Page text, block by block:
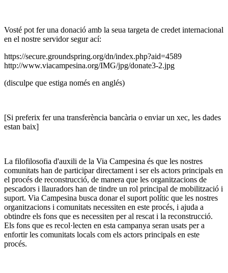
Vosté pot fer una donació amb la seua targeta de credet internacional
en el nostre servidor segur ací:
https://secure.groundspring.org/dn/index.php?aid=4589
http://www.viacampesina.org/IMG/jpg/donate3-2.jpg
(disculpe que estiga només en anglés)
[Si preferix fer una transferència bancària o enviar un xec, les dades
estan baix]
La filofilosofia d'auxili de la Via Campesina és que les nostres
comunitats han de participar directament i ser els actors principals en
el procés de reconstrucció, de manera que les organitzacions de
pescadors i llauradors han de tindre un rol principal de mobilització i
suport. Via Campesina busca donar el suport polític que les nostres
organitzacions i comunitats necessiten en este procés, i ajuda a
obtindre els fons que es necessiten per al rescat i la reconstrucció.
Els fons que es recol·lecten en esta campanya seran usats per a
enfortir les comunitats locals com els actors principals en este
procés.